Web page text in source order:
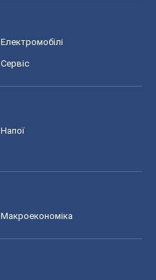
Електромобілі
Сервіс
Напої
Макроекономіка